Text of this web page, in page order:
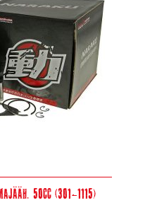
50cc (301-1115)